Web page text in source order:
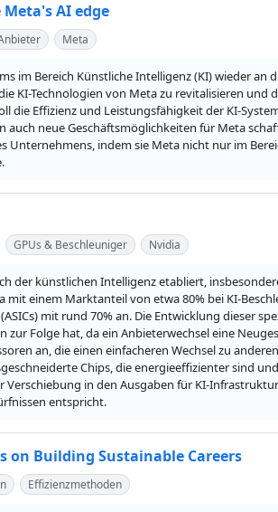
AI edge
Meta
im Bereich Künstliche Intelligenz (KI) wieder an
KI-Technologien von Meta zu revitalisieren und
Effizienz und Leistungsfähigkeit der KI-
neue Geschäftsmöglichkeiten für Meta
indem sie Meta nicht nur im
GPUs & Beschleuniger Nvidia
der künstlichen Intelligenz etabliert,
einem Marktanteil von etwa 80% bei KI-
mit rund 70% an. Die Entwicklung dieser
Folge hat, da ein Anbieterwechsel eine
an, die einen einfacheren Wechsel zu
Chips, die energieeffizienter sind
in den Ausgaben für KI-
entspricht.
on Building Sustainable Careers
Effizienzmethoden